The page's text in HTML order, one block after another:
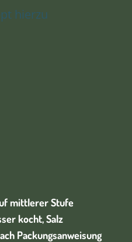
hierzu
mittlerer Stufe
kocht, Salz
Packungsanweisung